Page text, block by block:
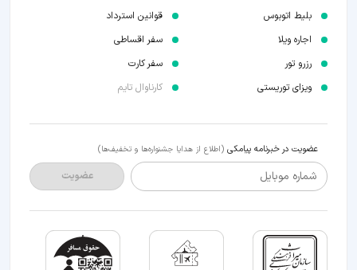
بلیط اتوبوس
اجاره ویلا
رزرو تور
ویزای توریستی
قوانین استرداد
سفر اقساطی
سفر کارت
کارناوال تایم
عضویت در خبرنامه پیامکی (اطلاع از هدایا جشنواره‌ها و تخفیف‌ها)
شماره موبایل عضویت